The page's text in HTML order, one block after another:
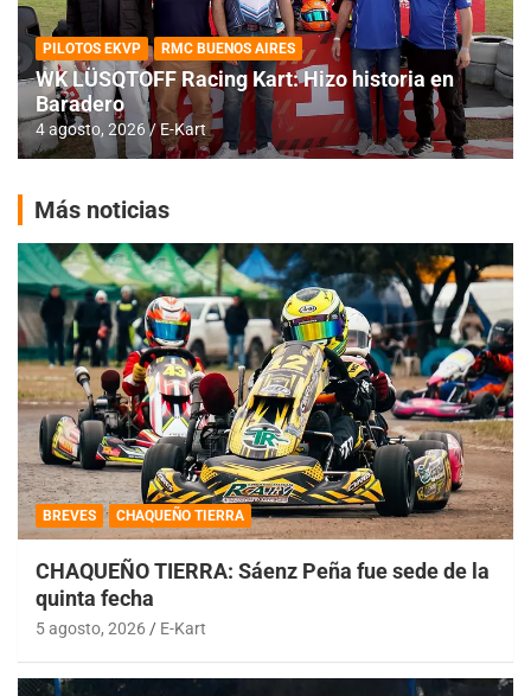
PILOTOS EKVP RMC BUENOS AIRES
WK LÜSQTOFF Racing Kart: Hizo historia en
Baradero
4 agosto, 2026 E-Kart
Más noticias
BREVES CHAQUEÑO TIERRA
CHAQUEÑO TIERRA: Sáenz Peña fue sede de la
quinta fecha
5 agosto, 2026 E-Kart